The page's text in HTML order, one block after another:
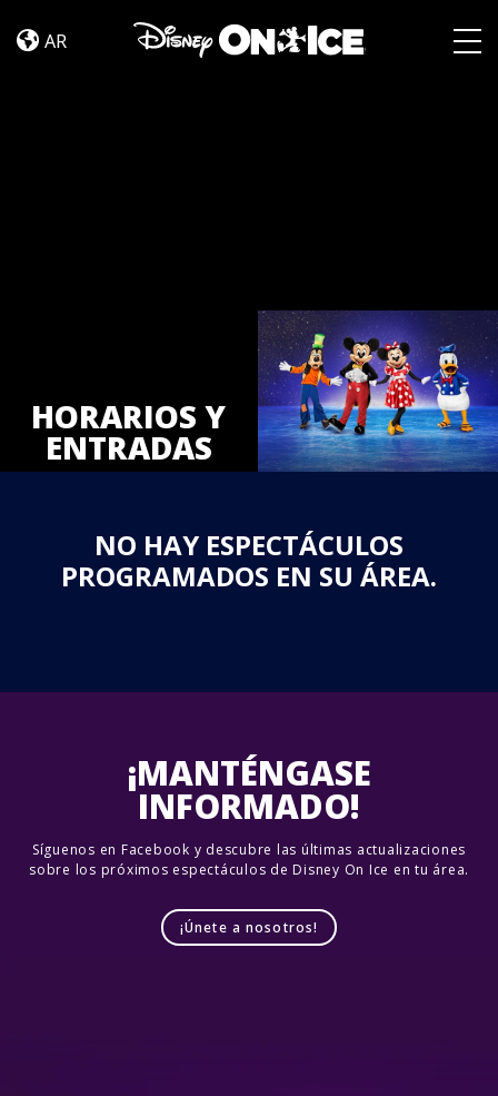
AR
HORARIOS Y
ENTRADAS
NO HAY ESPECTÁCULOS
PROGRAMADOS EN SU ÁREA.
¡MANTÉNGASE
INFORMADO!
Síguenos en Facebook y descubre las últimas actualizaciones
sobre los próximos espectáculos de Disney On Ice en tu área.
¡Únete a nosotros!